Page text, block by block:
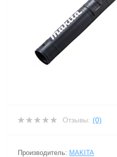
Отзывы: (0)
Производитель: MAKITA